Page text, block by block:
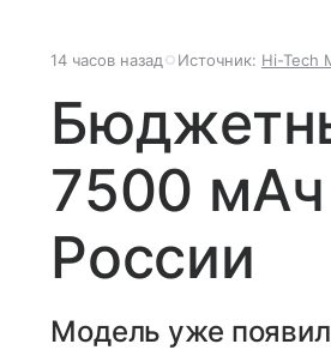
14 часов назад Источник: Hi-Tech
7500 мАч
России
Модель уже